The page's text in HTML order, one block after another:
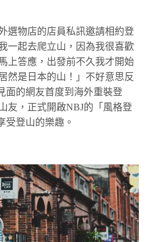
選物店的店員私訊邀請相約登
一起去爬立山，因為我很喜歡
上答應，出發前不久我才開始
然是日本的山！」不好意思反
面的網友首度到海外重裝登
友，正式開啟NBJ的「風格登
受登山的樂趣。